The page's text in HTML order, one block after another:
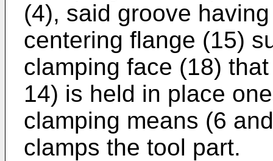
(4), said groove
centering flange (15)
clamping face (18)
14) is held in place
clamping means (6
clamps the tool part.